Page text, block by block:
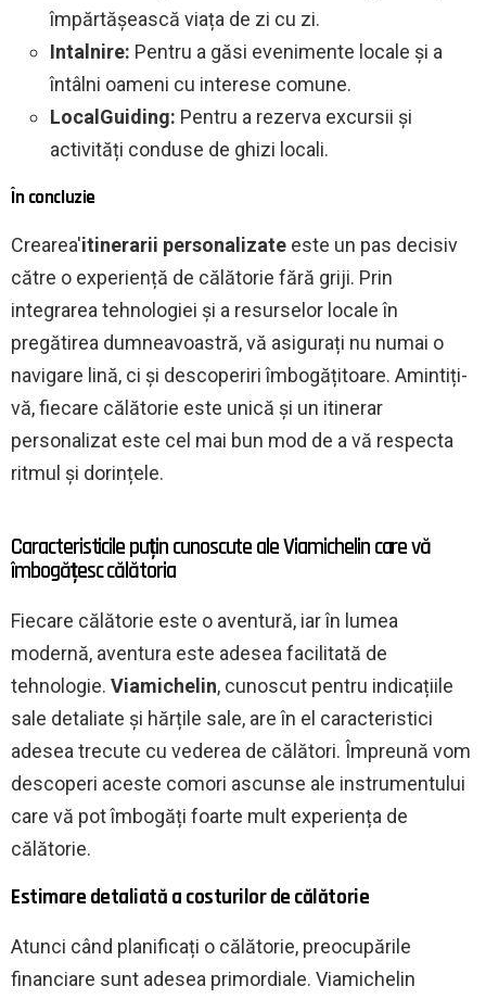
împărtășească viața de zi cu zi.
Intalnire: Pentru a găsi evenimente locale și a
întâlni oameni cu interese comune.
LocalGuiding: Pentru a rezerva excursii și
activități conduse de ghizi locali.
În concluzie
Crearea'itinerarii personalizate este un pas decisiv
către o experiență de călătorie fără griji. Prin
integrarea tehnologiei și a resurselor locale în
pregătirea dumneavoastră, vă asigurați nu numai o
navigare lină, ci și descoperiri îmbogățitoare. Amintiți-
vă, fiecare călătorie este unică și un itinerar
personalizat este cel mai bun mod de a vă respecta
ritmul și dorințele.
Caracteristicile puțin cunoscute ale Viamichelin care vă
îmbogățesc călătoria
Fiecare călătorie este o aventură, iar în lumea
modernă, aventura este adesea facilitată de
tehnologie. Viamichelin, cunoscut pentru indicațiile
sale detaliate și hărțile sale, are în el caracteristici
adesea trecute cu vederea de călători. Împreună vom
descoperi aceste comori ascunse ale instrumentului
care vă pot îmbogăți foarte mult experiența de
călătorie.
Estimare detaliată a costurilor de călătorie
Atunci când planificați o călătorie, preocupările
financiare sunt adesea primordiale. Viamichelin